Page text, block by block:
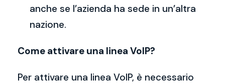
anche se l’azienda ha sede in un’altra
nazione.
Come attivare una linea VoIP?
Per attivare una linea VoIP, è necessario